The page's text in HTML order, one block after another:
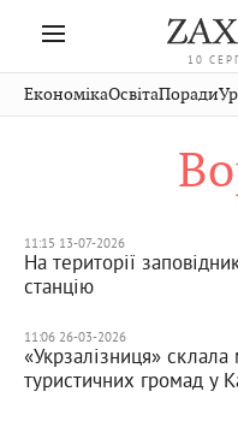
10
Івано-
Франківськ
Рівне
Чернівці
Стрий
ЕкономікаОсвітаПоради
11:15 13-07-2026
На території
станцію
11:06 26-03-2026
«Укрзалізниця»
туристичних громад у